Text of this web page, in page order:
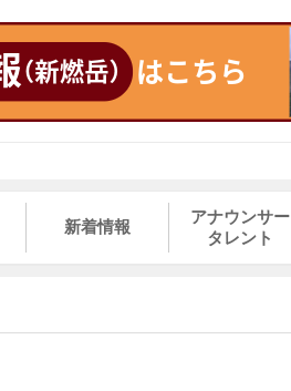
新着情報
アナウンサー
タレント